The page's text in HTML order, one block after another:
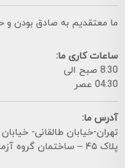
ما معتقدیم به صادق بودن و
ساعات کاری ما:
8:30 صبح الی
04:30 عصر
آدرس ما:
تهران-خیابان طالقانی-
پلاک ۴۵ – ساختمان گروه آزمایشگاهی پادینا ویستا